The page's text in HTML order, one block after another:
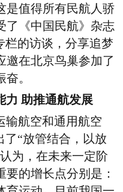
是值得所有民航人骄
了《中国民航》杂志
栏的访谈，分享追梦
邀在北京鸟巢参加了
。
力 助推通航发展
输航空和通用航空
了“放管结合，以放
为，在未来一定阶
的增长点分别是：